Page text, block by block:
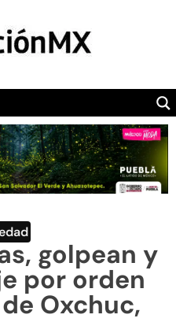
golpean y
por orden
Oxchuc,